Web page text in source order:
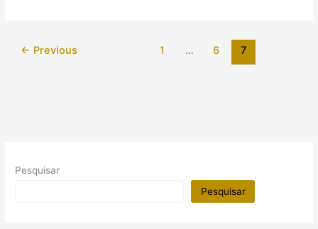
de
← Previous 1 … 6 7
Pesquisar
Pesquisar